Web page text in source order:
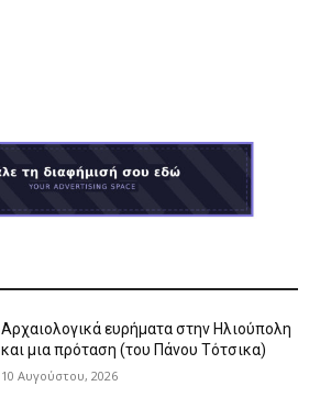
Αρχαιολογικά ευρήματα στην Ηλιούπολη
και μια πρόταση (του Πάνου Τότσικα)
10 Αυγούστου, 2026